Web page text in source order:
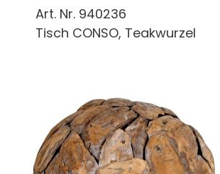
Art. Nr. 940236
Tisch CONSO, Teakwurzel